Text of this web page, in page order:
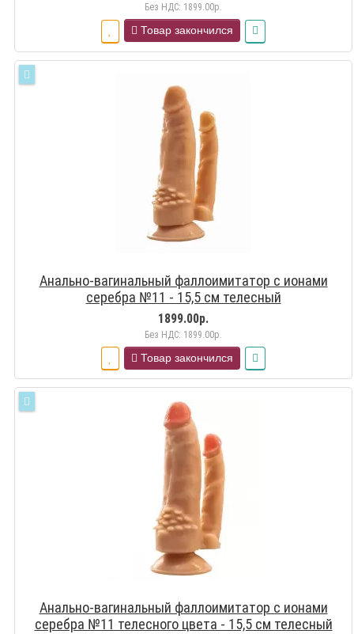
Без НДС: 1899.00р.
Товар закончился
Анально-вагинальный фаллоимитатор с ионами
серебра №11 - 15,5 см телесный
1899.00р.
Без НДС: 1899.00р.
Товар закончился
Анально-вагинальный фаллоимитатор с ионами
серебра №11 телесного цвета - 15,5 см телесный